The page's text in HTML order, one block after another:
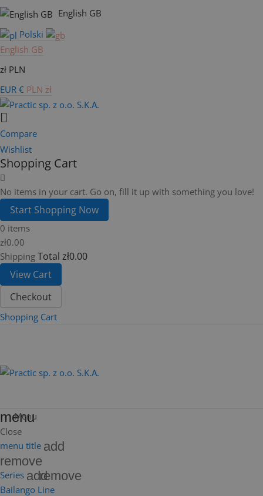
English GB
Polski
English GB
zł PLN
EUR € PLN zł
Compare
Wishlist
Shopping Cart
No items in your cart. Go on, fill it up with something you love!
Start Shopping Now
0 items
zł0.00
Shipping Total zł0.00
View Cart
Checkout
Shopping Cart
menu
Menu
Close
menu title add
remove
Series addremove
Bailango Line